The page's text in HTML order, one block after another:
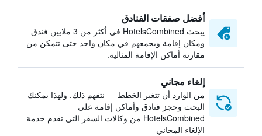
أفضل صفقات الفنادق
يبحث HotelsCombined في أكثر من 3 ملايين فندق
ومكان إقامة ويجمعهم في مكان واحد حتى تتمكن من
مقارنة أماكن الإقامة المثالية.
إلغاء مجاني
من الوارد أن تتغير الخطط — نتفهم ذلك. ولهذا يمكنك
البحث وحجز فنادق وأماكن إقامة على
HotelsCombined من وكالات السفر التي تقدم خدمة
الإلغاء المجاني